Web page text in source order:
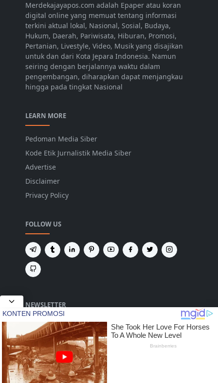
Merdekajayapos.com adalah Epaper atau koran
digital online yang memuat tentang informasi
terkini aktual lokal, Nasional, Sosial, Budaya,
Hukum, Daerah, Pariwisata, Hiburan, Promosi,
Pertanian, Livestyle, Video, Musik yang disajikan
untuk dan dari Kota Jepara Indonesia. Namun
seiring dengan berjalannya waktu dalam
pengembangan, diharapkan dapat menjangkau
hingga pada tingkat Nasional
LEARN MORE
Pedoman Media Siber
Kode Etik Jurnalistik Media Siber
Advertise
Disclaimer
Privacy Policy
FOLLOW US
NEWSLETTER
Tetap terhubung untuk mendapatkan berita
terbaru dan pembaruan penting dari kami.